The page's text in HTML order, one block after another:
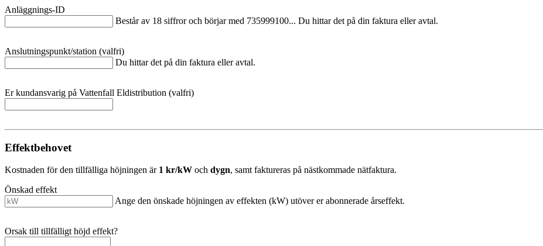
Anläggnings-ID
Består av 18 siffror och börjar med 735999100... Du hittar det på din faktura eller avtal.
Anslutningspunkt/station (valfri)
Du hittar det på din faktura eller avtal.
Er kundansvarig på Vattenfall Eldistribution (valfri)
Effektbehovet
Kostnaden för den tillfälliga höjningen är 1 kr/kW och dygn, samt faktureras på nästkommade nätfaktura.
Önskad effekt
Ange den önskade höjningen av effekten (kW) utöver er abonnerade årseffekt.
Orsak till tillfälligt höjd effekt?